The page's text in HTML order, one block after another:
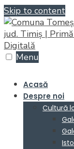
Skip to content
Menu
Acasă
Despre noi
Cultură